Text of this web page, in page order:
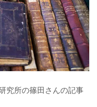
究所の篠田さんの記事